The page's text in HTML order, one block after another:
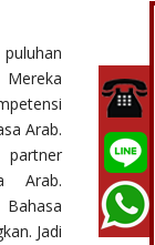
Arab.
Arab.
Jadi